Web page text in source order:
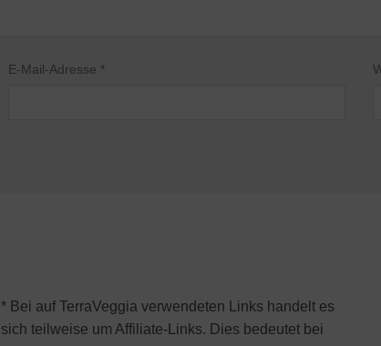
E-Mail-Adresse *
* Bei auf TerraVeggia verwendeten Links handelt es
sich teilweise um Affiliate-Links. Dies bedeutet bei